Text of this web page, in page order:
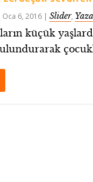
Oca 6, 2016 |Slider,
küçük